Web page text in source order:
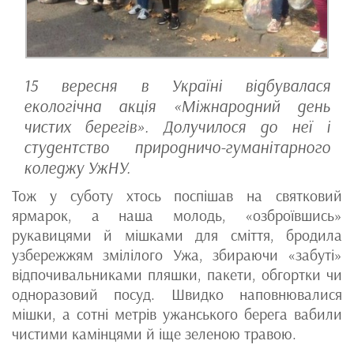
15 вересня в Україні відбувалася
екологічна акція «Міжнародний день
чистих берегів». Долучилося до неї і
студентство природничо-гуманітарного
коледжу УжНУ.
Тож у суботу хтось поспішав на святковий
ярмарок, а наша молодь, «озброївшись»
рукавицями й мішками для сміття, бродила
узбережжям змілілого Ужа, збираючи «забуті»
відпочивальниками пляшки, пакети, обгортки чи
одноразовий посуд. Швидко наповнювалися
мішки, а сотні метрів ужанського берега вабили
чистими камінцями й іще зеленою травою.